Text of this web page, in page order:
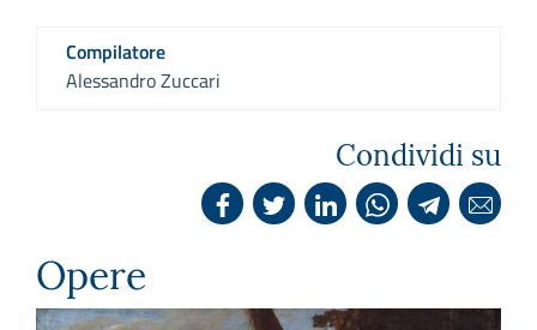
Compilatore
Alessandro Zuccari
Condividi su
Opere